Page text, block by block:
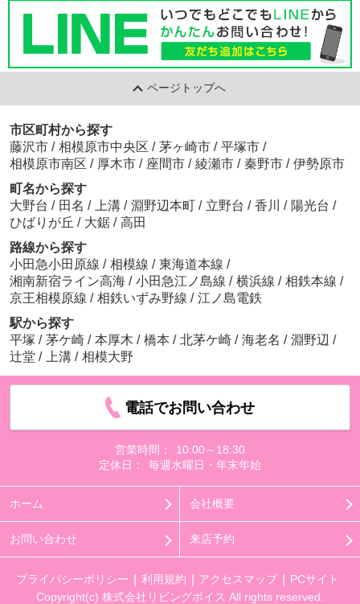
ページトップへ
市区町村から探す
藤沢市 / 相模原市中央区 / 茅ヶ崎市 / 平塚市 /
相模原市南区 / 厚木市 / 座間市 / 綾瀬市 / 秦野市 / 伊勢原市
町名から探す
大野台 / 田名 / 上溝 / 淵野辺本町 / 立野台 / 香川 / 陽光台 /
ひばりが丘 / 大鋸 / 高田
路線から探す
小田急小田原線 / 相模線 / 東海道本線 /
湘南新宿ライン高海 / 小田急江ノ島線 / 横浜線 / 相鉄本線 /
京王相模原線 / 相鉄いずみ野線 / 江ノ島電鉄
駅から探す
平塚 / 茅ケ崎 / 本厚木 / 橋本 / 北茅ケ崎 / 海老名 / 淵野辺 /
辻堂 / 上溝 / 相模大野
電話でお問い合わせ
営業時間：
10:00～18:30
定休日：
毎週水曜日・年末年始
ホーム 会社概要
お問い合わせ 来店予約
プライバシーポリシー 利用規約 アクセスマップ
PCサイト
Copyright(c) 株式会社リビングボイス All rights reserved.